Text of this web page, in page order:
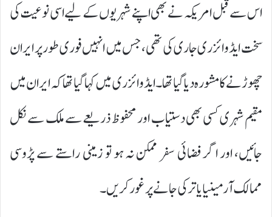
اس سے قبل امریکہ نے بھی اپنے شہریوں کے لیے اسی نوعیت کی
سخت ایڈوائزری جاری کی تھی، جس میں انہیں فوری طور پر ایران
چھوڑنے کا مشورہ دیا گیا تھا۔ ایڈوائزری میں کہا گیا تھا کہ ایران میں
مقیم شہری کسی بھی دستیاب اور محفوظ ذریعے سے ملک سے نکل
جائیں، اور اگر فضائی سفر ممکن نہ ہو تو زمینی راستے سے پڑوسی
ممالک آرمینیا یا ترکی جانے پر غور کریں۔